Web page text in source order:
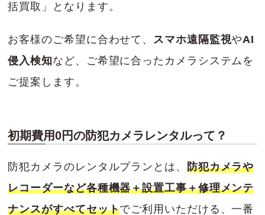
括買取」となります。
お客様のご希望に合わせて、 スマホ遠隔監視やAI
侵入検知など、ご希望に合ったカメラシステムを
ご提案します。
初期費用0円の防犯カメラレンタルって？
防犯カメラのレンタルプランとは、 防犯カメラや
レコーダーなど各種機器＋設置工事＋修理メンテ
ナンスがすべてセットでご利用いただける、一番